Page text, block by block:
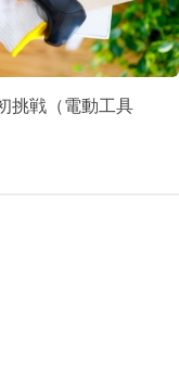
挑戦（電動工具